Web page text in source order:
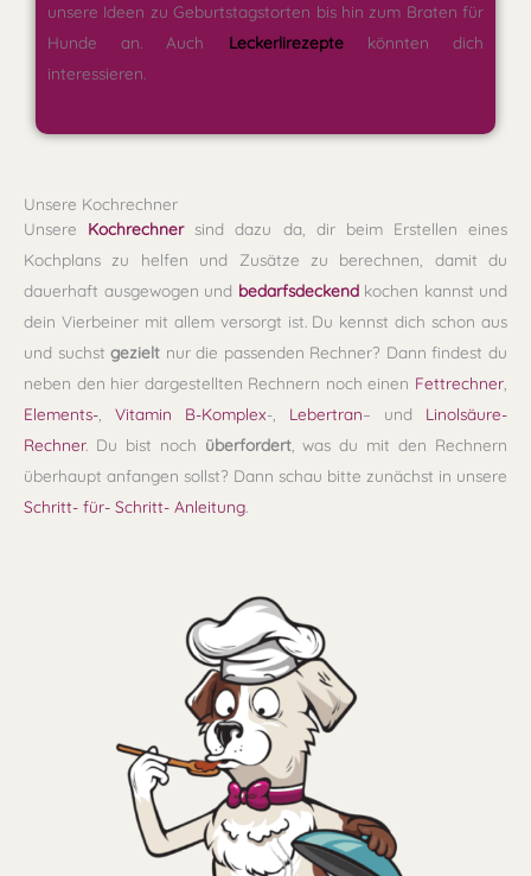
unsere Ideen zu Geburtstagstorten bis hin zum Braten für
Hunde an. Auch Leckerlirezeptekönnten dich
interessieren.
Unsere Kochrechner
Unsere Kochrechnersind dazu da, dir beim Erstellen eines
Kochplans zu helfen und Zusätze zu berechnen, damit du
dauerhaft ausgewogen und bedarfsdeckendkochen kannst und
dein Vierbeiner mit allem versorgt ist. Du kennst dich schon aus
und suchstgezielt nur die passenden Rechner? Dann findest du
neben den hier dargestellten Rechnern noch einen Fettrechner
Elements-
Vitamin B-Komplex-, Lebertran– und Linolsäure-
Rechner. Du bist noch überfordert, was du mit den Rechnern
überhaupt anfangen sollst? Dann schau bitte zunächst in unsere
Schritt- für- Schritt- Anleitung